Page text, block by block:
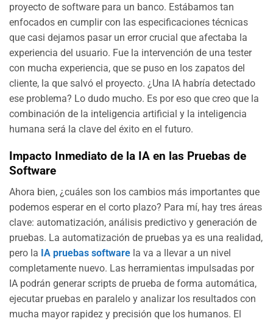
proyecto de software para un banco. Estábamos tan
enfocados en cumplir con las especificaciones técnicas
que casi dejamos pasar un error crucial que afectaba la
experiencia del usuario. Fue la intervención de una tester
con mucha experiencia, que se puso en los zapatos del
cliente, la que salvó el proyecto. ¿Una IA habría detectado
ese problema? Lo dudo mucho. Es por eso que creo que la
combinación de la inteligencia artificial y la inteligencia
humana será la clave del éxito en el futuro.
Impacto Inmediato de la IA en las Pruebas de
Software
Ahora bien, ¿cuáles son los cambios más importantes que
podemos esperar en el corto plazo? Para mí, hay tres áreas
clave: automatización, análisis predictivo y generación de
pruebas. La automatización de pruebas ya es una realidad,
pero la IA pruebas software la va a llevar a un nivel
completamente nuevo. Las herramientas impulsadas por
IA podrán generar scripts de prueba de forma automática,
ejecutar pruebas en paralelo y analizar los resultados con
mucha mayor rapidez y precisión que los humanos. El